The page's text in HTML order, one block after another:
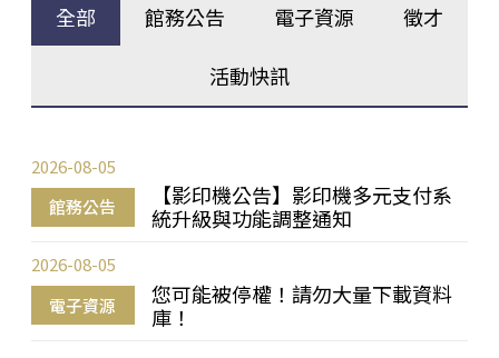
全部 館務公告 電子資源 徵才
活動快訊
館務公告
【影印機公告】影印機多元支付系
統升級與功能調整通知
2026-08-05
電子資源
您可能被停權！請勿大量下載資料
庫！
2026-08-05